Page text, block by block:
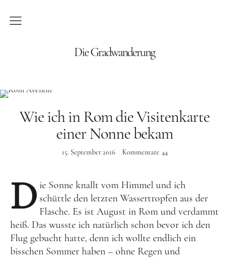
Die Gradwanderung
Blog
Roadtrips
Reisen
Afrika
Seychellen
Amerika
Kanada
USA
Wie ich in Rom die Visitenkarte
einer Nonne bekam
15. September 2016 Kommentare 44
D ie Sonne knallt vom Himmel und ich
schüttle den letzten Wassertropfen aus der
Flasche. Es ist August in Rom und verdammt
heiß. Das wusste ich natürlich schon bevor ich den
Flug gebucht hatte, denn ich wollte endlich ein
bisschen Sommer haben – ohne Regen und